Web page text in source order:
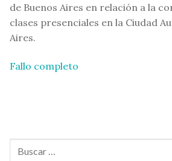
de Buenos Aires en relación a la
clases presenciales en la Ciudad
Aires.
Fallo completo